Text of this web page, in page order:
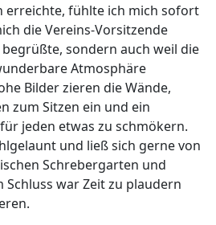
erreichte, fühlte ich mich sofort
die Vereins-Vorsitzende
sondern auch weil die
Atmosphäre
Bilder zieren die Wände,
zum Sitzen ein und ein
jeden etwas zu schmökern.
und ließ sich gerne von
Schrebergarten und
Schluss war Zeit zu plaudern